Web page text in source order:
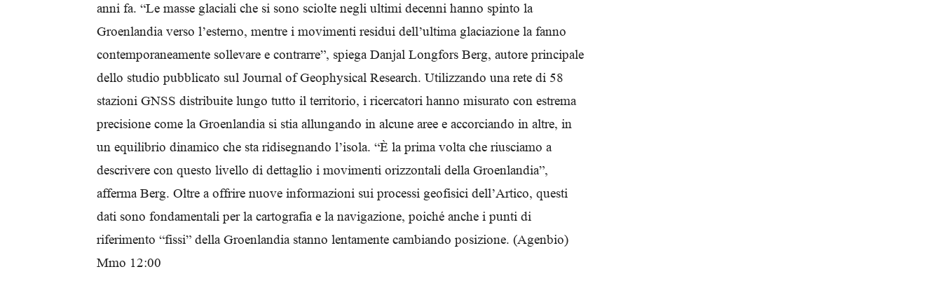
Biologi
anni fa. “Le masse glaciali che si sono sciolte negli ultimi decenni hanno spinto la
Groenlandia verso l’esterno, mentre i movimenti residui dell’ultima glaciazione la fanno
contemporaneamente sollevare e contrarre”, spiega Danjal Longfors Berg, autore principale
dello studio pubblicato sul Journal of Geophysical Research. Utilizzando una rete di 58
stazioni GNSS distribuite lungo tutto il territorio, i ricercatori hanno misurato con estrema
precisione come la Groenlandia si stia allungando in alcune aree e accorciando in altre, in
un equilibrio dinamico che sta ridisegnando l’isola. “È la prima volta che riusciamo a
descrivere con questo livello di dettaglio i movimenti orizzontali della Groenlandia”,
afferma Berg. Oltre a offrire nuove informazioni sui processi geofisici dell’Artico, questi
dati sono fondamentali per la cartografia e la navigazione, poiché anche i punti di
riferimento “fissi” della Groenlandia stanno lentamente cambiando posizione. (Agenbio)
Mmo 12:00